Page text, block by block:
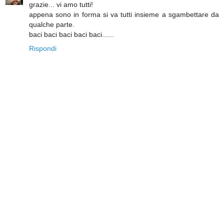
grazie... vi amo tutti!
appena sono in forma si va tutti insieme a sgambettare da
qualche parte.
baci baci baci baci baci......
Rispondi